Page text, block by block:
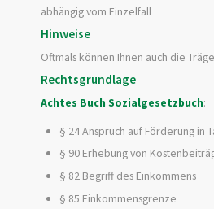
abhängig vom Einzelfall
Hinweise
Oftmals können Ihnen auch die
Rechtsgrundlage
Achtes Buch Sozialgesetzbuch:
§ 24 Anspruch auf Förderung in
§ 90 Erhebung von
§ 82 Begriff des Einkommens
§ 85 Einkommensgrenze